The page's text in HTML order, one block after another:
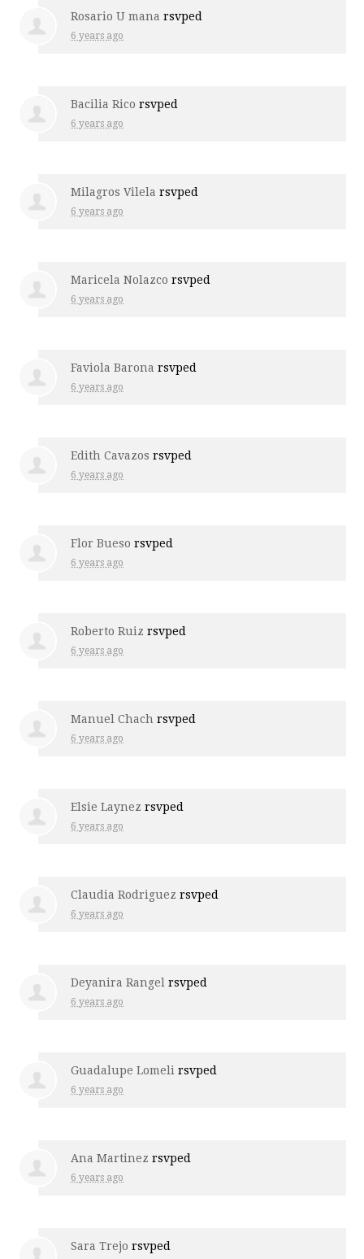
Rosario U mana rsvped
6 years ago
Bacilia Rico rsvped
6 years ago
Milagros Vilela rsvped
6 years ago
Maricela Nolazco rsvped
6 years ago
Faviola Barona rsvped
6 years ago
Edith Cavazos rsvped
6 years ago
Flor Bueso rsvped
6 years ago
Roberto Ruiz rsvped
6 years ago
Manuel Chach rsvped
6 years ago
Elsie Laynez rsvped
6 years ago
Claudia Rodriguez rsvped
6 years ago
Deyanira Rangel rsvped
6 years ago
Guadalupe Lomeli rsvped
6 years ago
Ana Martinez rsvped
6 years ago
Sara Trejo rsvped